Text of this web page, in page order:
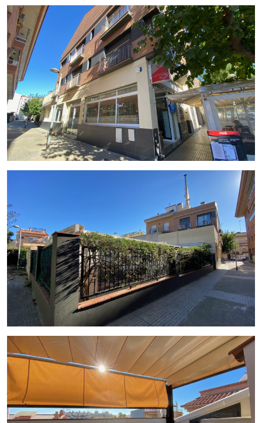
En la primera planta de 110m2, hay 3 habitaciones dobles
con una terraza exterior y acceso independiente al hostal
desde el exterior.
Segunda planta de 110m2 con 3 habitaciones dobles y 2
individuales.
En la tercera planta de 50m2 tiene una gran habitación
Suite, con bañera de hidromasaje y 2 terrazas, una orientada
a la montaña y la otra al mar, con cerramientos y un jacuzzi
exterior.
Las 9 habitaciones son exteriores, cuentan con caja fuerte,
minibar, climatización, wi-fi y baño privado.
El hostal se construyó en 2011. Igual que el restaurante
están preparados para continuar su rentable actividad desde
Se vende el edificio completo con licencia de Restaurante C3
En Venta por 1.350.000€
Gestiona InmoOlaya
InmoOlaya, agencia líder en traspasos de hotelería, póngase
en contacto con nosotros, o visite nuestro portal;
encontrará la mayor selección de restaurantes y negocios de
hostelería en traspaso de Barcelona. Un asesor le
acompañara en todo el proceso, ahorrando tiempo y
seleccionando los mejores negocios para su proyecto.